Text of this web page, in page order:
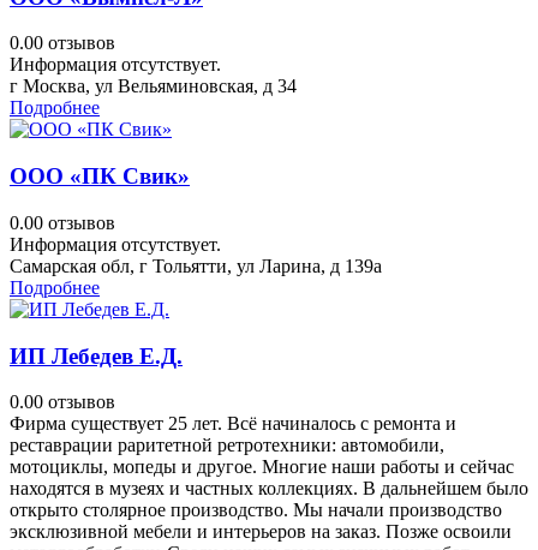
0.00 отзывов
Информация отсутствует.
г Москва, ул Вельяминовская, д 34
Подробнее
ООО «ПК Свик»
0.00 отзывов
Информация отсутствует.
Самарская обл, г Тольятти, ул Ларина, д 139а
Подробнее
ИП Лебедев Е.Д.
0.00 отзывов
Фирма существует 25 лет. Всё начиналось с ремонта и
реставрации раритетной ретротехники: автомобили,
мотоциклы, мопеды и другое. Многие наши работы и сейчас
находятся в музеях и частных коллекциях. В дальнейшем было
открыто столярное производство. Мы начали производство
эксклюзивной мебели и интерьеров на заказ. Позже освоили